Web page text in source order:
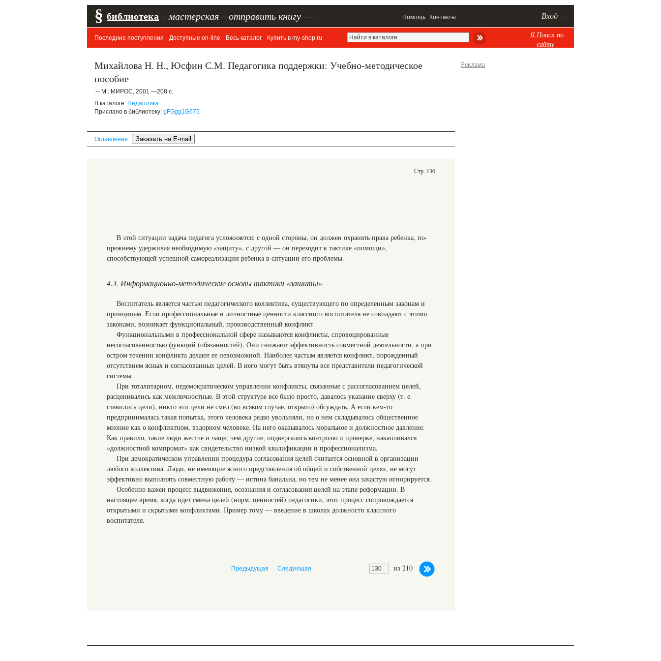
§ библиотека мастерская отправить книгу Помощь Контакты Вход —
Последние поступления Доступные on-line Весь каталог Купить в my-shop.ru
Я.Поиск по
сайту
Михайлова Н. Н., Юсфин С.М. Педагогика поддержки: Учебно-методическое
пособие
.-- М.: МИРОС, 2001.—208 с.
В каталоге: Педагогика
Прислано в библиотеку: gFGgg1G675
Оглавление
Стр. 130
В этой ситуации задача педагога усложняется: с одной стороны, он должен охранять права ребенка, по-
прежнему удерживая необходимую «защиту», с другой — он переходит к тактике «помощи»,
способствующей успешной самореализации ребенка в ситуации его проблемы.
4.3. Информационно-методические основы тактики «зашиты»
Воспитатель является частью педагогического коллектива, существующего по определенным законам и
принципам. Если профессиональные и личностные ценности классного воспитателя не совпадают с этими
законами, возникает функциональный, производственный конфликт
Функциональными в профессиональной сфере называются конфликты, спровоцированные
несогласованностью функций (обязанностей). Они снижают эффективность совместной деятельности, а при
остром течении конфликта делают ее невозможной. Наиболее частым является конфликт, порожденный
отсутствием ясных и согласованных целей. В него могут быть втянуты все представители педагогической
системы.
При тоталитарном, недемократическом управлении конфликты, связанные с рассогласованием целей,
расценивались как межличностные. В этой структуре все было просто, давалось указание сверху (т. е.
ставились цели), никто эти цели не смел (во всяком случае, открыто) обсуждать. А если кем-то
предпринималась такая попытка, этого человека редко увольняли, но о нем складывалось общественное
мнение как о конфликтном, вздорном человеке. На него оказывалось моральное и должностное давление.
Как правило, такие люди жестче и чаще, чем другие, подвергались контролю и проверке, накапливался
«должностной компромат» как свидетельство низкой квалификации и профессионализма.
При демократическом управлении процедура согласования целей считается основной в организации
любого коллектива. Люди, не имеющие ясного представления об общей и собственной целях, не могут
эффективно выполнять совместную работу — истина банальна, но тем не менее она зачастую игнорируется.
Особенно важен процесс выдвижения, осознания и согласования целей на этапе реформации. В
настоящее время, когда идет смена целей (норм, ценностей) педагогики, этот процесс сопровождается
открытыми и скрытыми конфликтами. Пример тому — введение в школах должности классного
воспитателя.
из 210
Предыдущая Следующая
Реклама